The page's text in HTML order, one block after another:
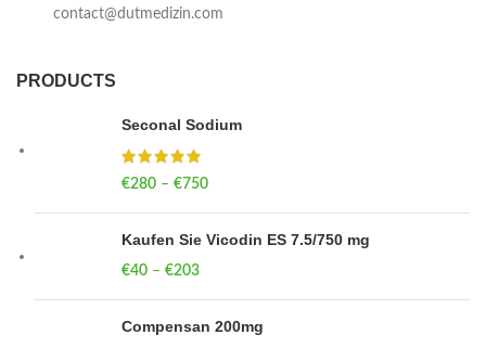
contact@dutmedizin.com
PRODUCTS
Seconal Sodium
€280 – €750
Kaufen Sie Vicodin ES 7.5/750 mg
€40 – €203
Compensan 200mg